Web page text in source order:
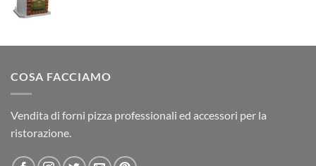
COSA FACCIAMO
Vendita di forni pizza professionali ed accessori per la
ristorazione.